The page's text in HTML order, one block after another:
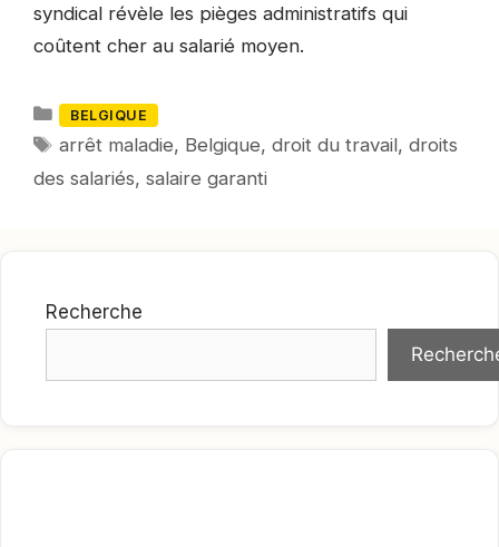
syndical révèle les pièges administratifs qui
coûtent cher au salarié moyen.
Catégories
BELGIQUE
Mots-
clés
arrêt maladie, Belgique,droit du travail,droits
des salariés, salaire garanti
Recherche